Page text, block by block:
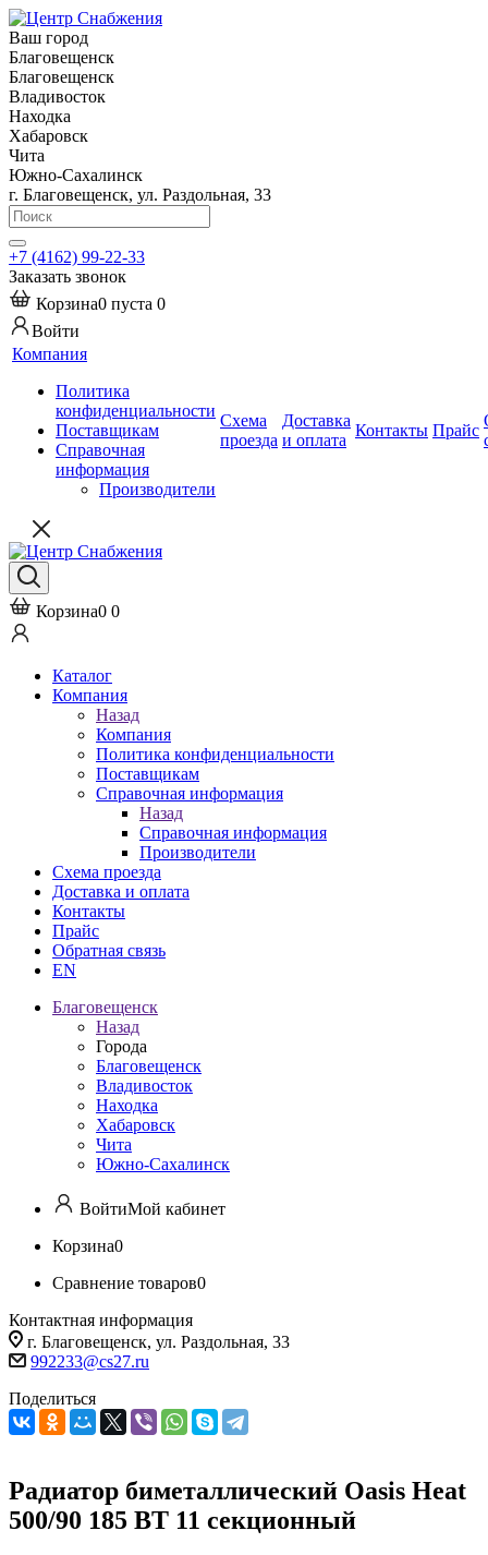
Ваш город
Благовещенск
Благовещенск
Владивосток
Находка
Хабаровск
Чита
Южно-Сахалинск
г. Благовещенск, ул. Раздольная, 33
+7 (4162) 99-22-33
Заказать звонок
Корзина0 пуста 0
Войти
Компания
Политика
конфиденциальности
Поставщикам
Справочная
информация
Производители
Схема
проезда
Доставка
и оплата
Контакты Прайс
Корзина0 0
Каталог
Компания
Назад
Компания
Политика конфиденциальности
Поставщикам
Справочная информация
Назад
Справочная информация
Производители
Схема проезда
Доставка и оплата
Контакты
Прайс
Обратная связь
EN
Благовещенск
Назад
Города
Благовещенск
Владивосток
Находка
Хабаровск
Чита
Южно-Сахалинск
ВойтиМой кабинет
Корзина0
Сравнение товаров0
Контактная информация
г. Благовещенск, ул. Раздольная, 33
992233@cs27.ru
Поделиться
Радиатор биметаллический Oasis Heat
500/90 185 ВТ 11 секционный